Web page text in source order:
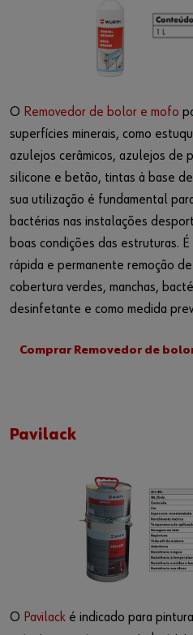
O Removedor de bolor e mofo
superfícies minerais, como
azulejos cerâmicos, azulejos de
silicone e betão, tintas à base
sua utilização é fundamental
bactérias nas instalações
boas condições das estruturas.
rápida e permanente remoção
cobertura verdes, manchas,
desinfetante e como medida
Comprar Removedor de
Pavilack
O Pavilack é indicado para